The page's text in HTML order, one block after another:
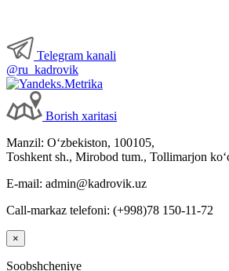
Telegram kanali
@ru_kadrovik
Borish хaritasi
Manzil: Oʻzbekiston, 100105,
Toshkent sh., Mirobod tum., Tollimarjon
E-mail: admin@kadrovik.uz
Call-markaz telefoni: (+998)78 150-11-72
×
Soobshcheniye